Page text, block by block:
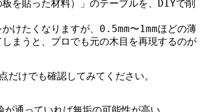
を貼った材料）」のテーブルを、DIYで削
けたくなりますが、0.5mm〜1mmほどの薄
まうと、プロでも元の木目を再現するのが
けでも確認してみてください。